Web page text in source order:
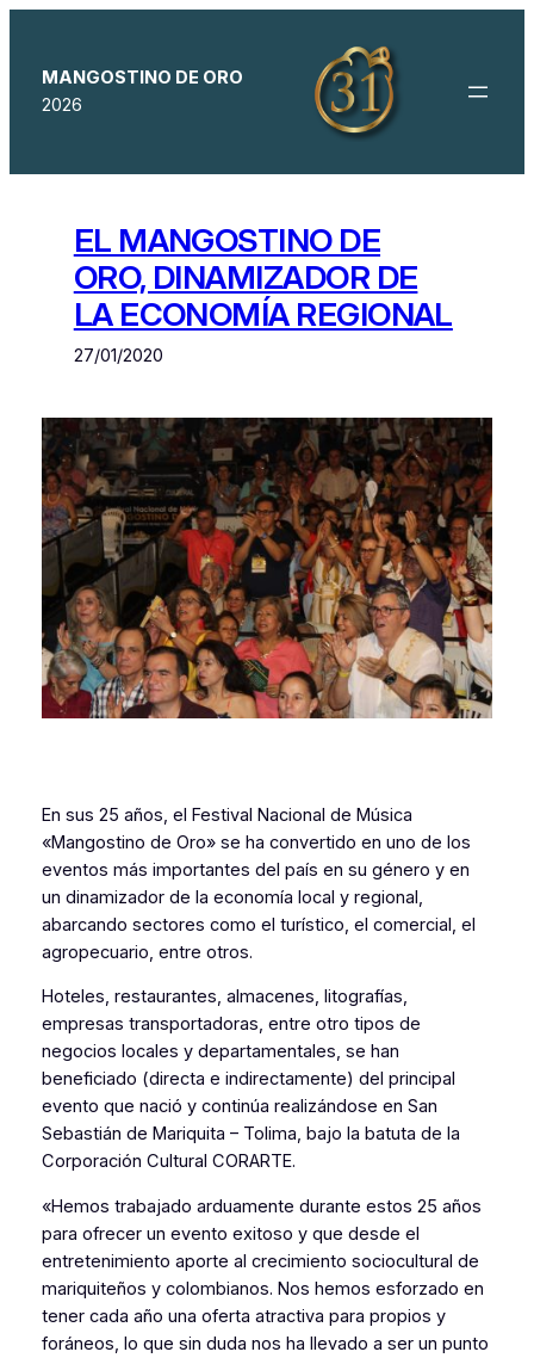
contenido
MANGOSTINO DE ORO
2026
EL MANGOSTINO DE
ORO, DINAMIZADOR DE
LA ECONOMÍA REGIONAL
27/01/2020
En sus 25 años, el Festival Nacional de Música
«Mangostino de Oro» se ha convertido en uno de los
eventos más importantes del país en su género y en
un dinamizador de la economía local y regional,
abarcando sectores como el turístico, el comercial, el
agropecuario, entre otros.
Hoteles, restaurantes, almacenes, litografías,
empresas transportadoras, entre otro tipos de
negocios locales y departamentales, se han
beneficiado (directa e indirectamente) del principal
evento que nació y continúa realizándose en San
Sebastián de Mariquita – Tolima, bajo la batuta de la
Corporación Cultural CORARTE.
«Hemos trabajado arduamente durante estos 25 años
para ofrecer un evento exitoso y que desde el
entretenimiento aporte al crecimiento sociocultural de
mariquiteños y colombianos. Nos hemos esforzado en
tener cada año una oferta atractiva para propios y
foráneos, lo que sin duda nos ha llevado a ser un punto